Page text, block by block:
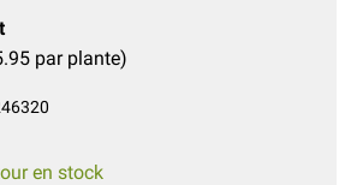
par plante)
en stock